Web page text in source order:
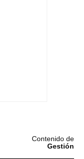
Contenido de
Gestión